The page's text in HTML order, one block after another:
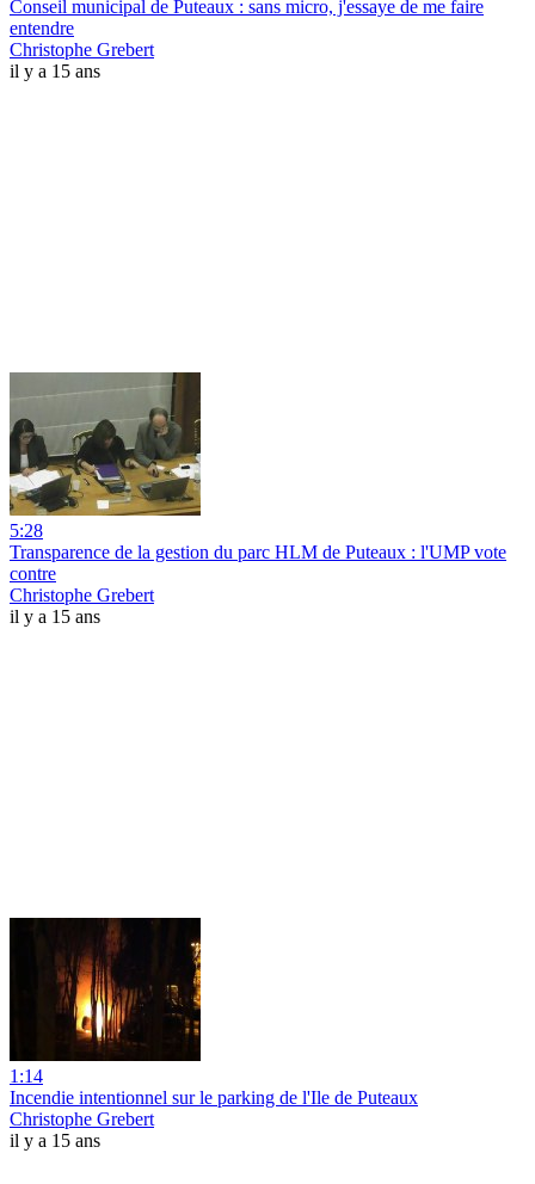
Conseil municipal de Puteaux : sans micro, j'essaye de me faire
entendre
Christophe Grebert
il y a 15 ans
5:28
Transparence de la gestion du parc HLM de Puteaux : l'UMP vote
contre
Christophe Grebert
il y a 15 ans
1:14
Incendie intentionnel sur le parking de l'Ile de Puteaux
Christophe Grebert
il y a 15 ans